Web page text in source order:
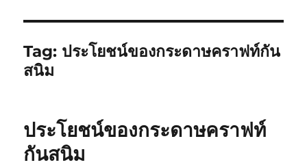
Tag: ประโยชน์ของกระดาษคราฟท์กัน
สนิม
ประโยชน์ของกระดาษคราฟท์
กันสนิม